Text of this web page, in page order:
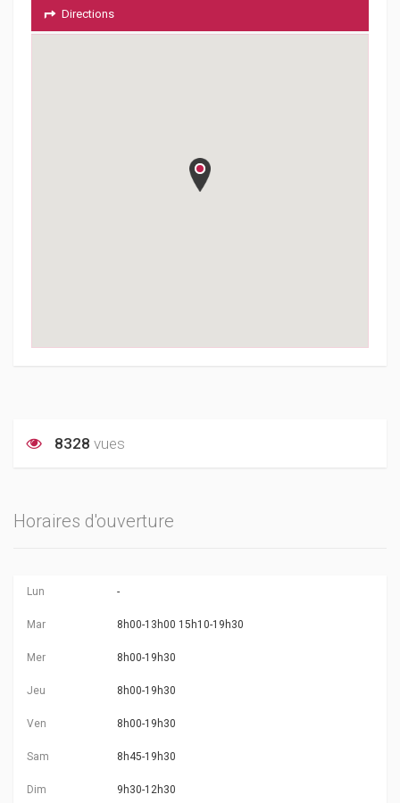
Directions
8328 vues
Horaires d'ouverture
Lun -
Mar 8h00-13h00 15h10-19h30
Mer 8h00-19h30
Jeu 8h00-19h30
Ven 8h00-19h30
Sam 8h45-19h30
Dim 9h30-12h30